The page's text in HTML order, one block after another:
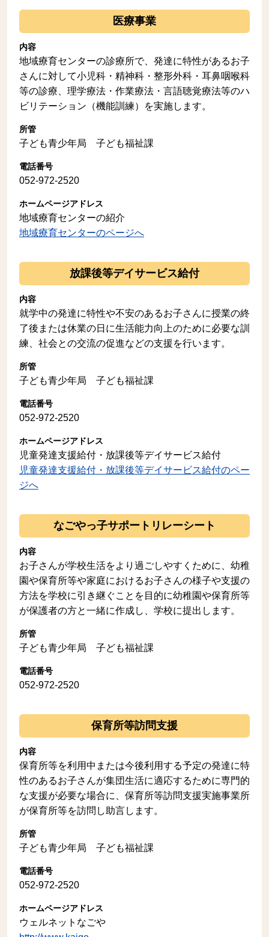
医療事業
内容
地域療育センターの診療所で、発達に特性があるお子
さんに対して小児科・精神科・整形外科・耳鼻咽喉科
等の診療、理学療法・作業療法・言語聴覚療法等のハ
ビリテーション（機能訓練）を実施します。
所管
子ども青少年局 子ども福祉課
電話番号
052-972-2520
ホームページアドレス
地域療育センターの紹介
地域療育センターのページへ
放課後等デイサービス給付
内容
就学中の発達に特性や不安のあるお子さんに授業の終
了後または休業の日に生活能力向上のために必要な訓
練、社会との交流の促進などの支援を行います。
所管
子ども青少年局 子ども福祉課
電話番号
052-972-2520
ホームページアドレス
児童発達支援給付・放課後等デイサービス給付
児童発達支援給付・放課後等デイサービス給付のペー
ジへ
なごやっ子サポートリレーシート
内容
お子さんが学校生活をより過ごしやすくために、幼稚
園や保育所等や家庭におけるお子さんの様子や支援の
方法を学校に引き継ぐことを目的に幼稚園や保育所等
が保護者の方と一緒に作成し、学校に提出します。
所管
子ども青少年局 子ども福祉課
電話番号
052-972-2520
保育所等訪問支援
内容
保育所等を利用中または今後利用する予定の発達に特
性のあるお子さんが集団生活に適応するために専門的
な支援が必要な場合に、保育所等訪問支援実施事業所
が保育所等を訪問し助言します。
所管
子ども青少年局 子ども福祉課
電話番号
052-972-2520
ホームページアドレス
ウェルネットなごや